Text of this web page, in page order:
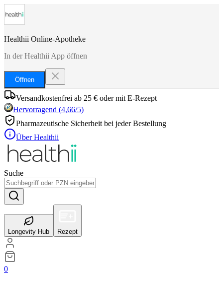
Healthii Online-Apotheke
In der Healthii App öffnen
Öffnen
Versandkostenfrei ab 25 € oder mit E-Rezept
Hervorragend (4,66/5)
Pharmazeutische Sicherheit bei jeder Bestellung
Über Healthii
Suche
Longevity Hub Rezept
0